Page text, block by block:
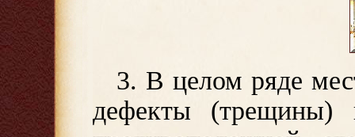
3. В целом ряде
дефекты